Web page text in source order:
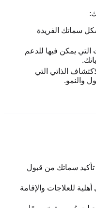
سماتك الفريدة
التي يمكن فيها للدعم
الذاتي التي
والنمو.
سماتك من قبول
للعلاجات والإقامة